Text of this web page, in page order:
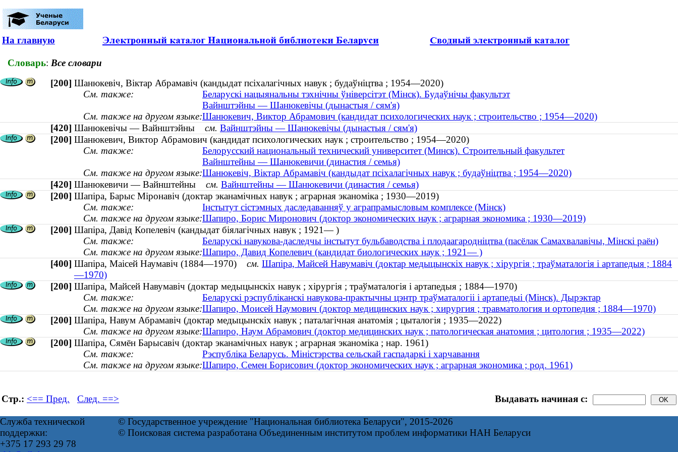
На главную
Словарь: Все словари
[200] Шанюкевіч, Віктар Абрамавіч (кандыдат псіхалагічных навук ; будаўніцтва ; 1954—2020)
См. также:
Беларускі нацыянальны тэхнічны ўніверсітэт (Мінск). Будаўнічы факультэт
Вайнштэйны — Шанюкевічы (дынастыя / сям'я)
См. также на другом языке:Шанюкевич, Виктор Абрамович (кандидат психологических наук ; строительство ; 1954—2020)
[420] Шанюкевічы — Вайнштэйны см. Вайнштэйны — Шанюкевічы (дынастыя / сям'я)
[200] Шанюкевич, Виктор Абрамович (кандидат психологических наук ; строительство ; 1954—2020)
См. также:
Белорусский национальный технический университет (Минск). Строительный факультет
Вайнштейны — Шанюкевичи (династия / семья)
См. также на другом языке:Шанюкевіч, Віктар Абрамавіч (кандыдат псіхалагічных навук ; будаўніцтва ; 1954—2020)
[420] Шанюкевичи — Вайнштейны см. Вайнштейны — Шанюкевичи (династия / семья)
[200] Шапіра, Барыс Міронавіч (доктар эканамічных навук ; аграрная эканоміка ; 1930—2019)
См. также:
Інстытут сістэмных даследаванняў у аграпрамысловым комплексе (Мінск)
См. также на другом языке:Шапиро, Борис Миронович (доктор экономических наук ; аграрная экономика ; 1930—2019)
[200] Шапіра, Давід Копелевіч (кандыдат біялагічных навук ; 1921— )
См. также:
Беларускі навукова-даследчы інстытут бульбаводства і плодаагародніцтва (пасёлак Самахвалавічы, Мінскі раён)
См. также на другом языке:Шапиро, Давид Копелевич (кандидат биологических наук ; 1921— )
[400] Шапіра, Маісей Наумавіч (1884—1970) см. Шапіра, Майсей Навумавіч (доктар медыцынскіх навук ; хірургія ; траўматалогія і артапедыя ; 1884
—1970)
[200] Шапіра, Майсей Навумавіч (доктар медыцынскіх навук ; хірургія ; траўматалогія і артапедыя ; 1884—1970)
См. также:
Беларускі рэспубліканскі навукова-практычны цэнтр траўматалогіі і артапедыі (Мінск). Дырэктар
См. также на другом языке:Шапиро, Моисей Наумович (доктор медицинских наук ; хирургия ; травматология и ортопедия ; 1884—1970)
[200] Шапіра, Навум Абрамавіч (доктар медыцынскіх навук ; паталагічная анатомія ; цыталогія ; 1935—2022)
См. также на другом языке:Шапиро, Наум Абрамович (доктор медицинских наук ; патологическая анатомия ; цитология ; 1935—2022)
[200] Шапіра, Сямён Барысавіч (доктар эканамічных навук ; аграрная эканоміка ; нар. 1961)
См. также:
Рэспубліка Беларусь. Міністэрства сельскай гаспадаркі і харчавання
См. также на другом языке:Шапиро, Семен Борисович (доктор экономических наук ; аграрная экономика ; род. 1961)
Стр.: <== Пред. След. ==> Выдавать начиная с:
Служба технической
поддержки:
+375 17 293 29 78
© Государственное учреждение "Национальная библиотека Беларуси", 2015-2026
© Поисковая система разработана Объединенным институтом проблем информатики НАН Беларуси